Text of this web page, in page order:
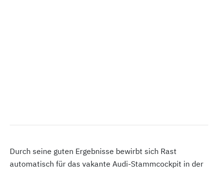
Durch seine guten Ergebnisse bewirbt sich Rast
automatisch für das vakante Audi-Stammcockpit in der